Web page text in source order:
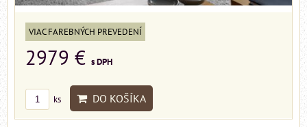
VIAC FAREBNÝCH PREVEDENÍ
2979 € s DPH
ks DO KOŠÍKA